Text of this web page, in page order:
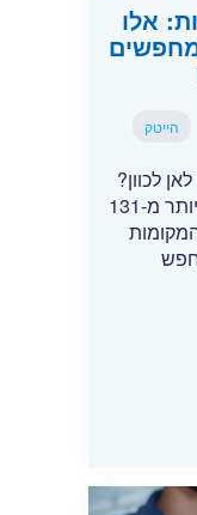
אלו
הייטק
לכוון?
לפי נתוני הלמ"ס, בישראל יש יותר מ-131